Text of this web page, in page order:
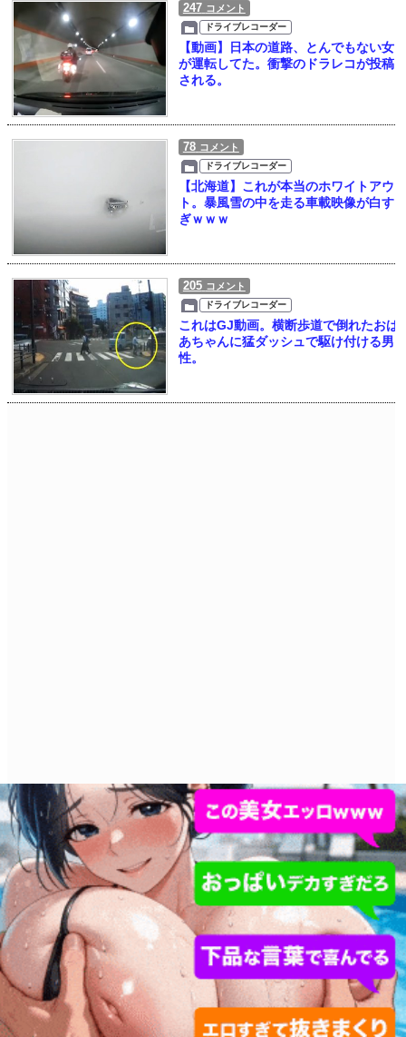
247 コメント
ドライブレコーダー
【動画】日本の道路、とんでもない女
が運転してた。衝撃のドラレコが投稿
される。
78 コメント
ドライブレコーダー
【北海道】これが本当のホワイトアウ
ト。暴風雪の中を走る車載映像が白す
ぎｗｗｗ
205 コメント
ドライブレコーダー
これはGJ動画。横断歩道で倒れたおば
あちゃんに猛ダッシュで駆け付ける男
性。